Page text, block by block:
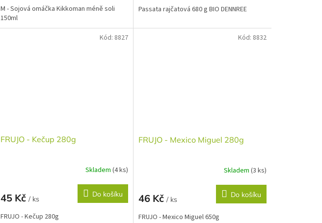
M - Sojová omáčka Kikkoman méně soli
150ml
Passata rajčatová 680 g BIO DENNREE
FRUJO - Kečup 280g
Skladem (4 ks)
45 Kč / ks
Do košíku
FRUJO - Kečup 280g
Kód: 8827
FRUJO - Mexico Miguel 280g
Skladem (3 ks)
46 Kč / ks
Do košíku
FRUJO - Mexico Miguel 650g
Kód: 8832